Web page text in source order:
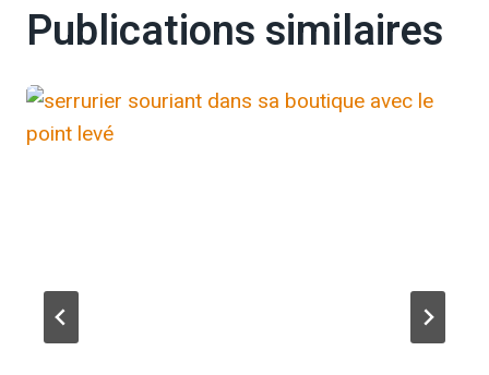
Publications similaires